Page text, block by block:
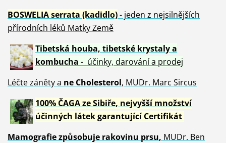
BOSWELIA serrata (kadidlo)- jeden z nejsilnějších
přírodních léků Matky Země
Tibetská houba, tibetské krystalya
kombucha - účinky, darování a prodej
Léčte záněty a ne Cholesterol, MUDr. Marc Sircus
100% ČAGA ze Sibiře, nejvyšší množství
účinných látek garantující Certifikát
Mamografie způsobuje rakovinu prsu, MUDr. Ben